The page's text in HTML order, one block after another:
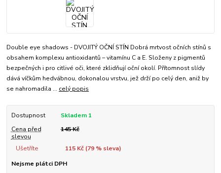
Double eye shadows - DVOJITÝ OČNÍ STÍN Dobrá mrtvost očních stínů s
obsahem komplexu antioxidantů – vitamínu C a E. Složeny z pigmentů
bezpečných i pro citlivé oči, které zklidňují oční okolí. Přítomnost slídy
dává víčkům hedvábnou, dokonalou vrstvu, jež drží po celý den, aniž by
se nahromadila ... celý popis
Dostupnost
Skladem 1
Cena před
slevou
145 Kč
Ušetříte 115 Kč (79% sleva)
Nejsme plátci DPH